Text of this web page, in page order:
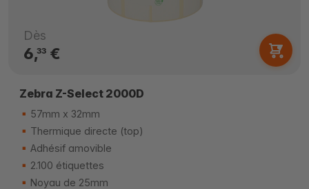
Dès
6,33€
Zebra Z-Select 2000D
57mm x 32mm
Thermique directe (top)
Adhésif amovible
2.100 étiquettes
Noyau de 25mm